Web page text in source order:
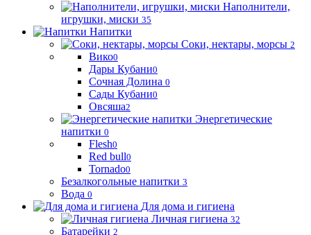
Наполнители,
игрушки, миски 35
Напитки
Соки, нектары, морсы 2
Вико0
Дары Кубани0
Сочная Долина 0
Сады Кубани0
Овсяша2
Энергетические
напитки 0
Flesh0
Red bull0
Tornado0
Безалкогольные напитки 3
Вода 0
Для дома и гигиена
Личная гигиена 32
Батарейки 2